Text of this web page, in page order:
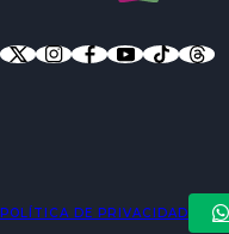
POLÍTICA DE PRIVACIDAD